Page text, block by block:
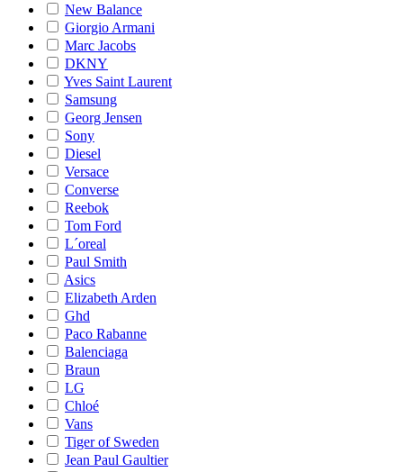
New Balance
Giorgio Armani
Marc Jacobs
DKNY
Yves Saint Laurent
Samsung
Georg Jensen
Sony
Diesel
Versace
Converse
Reebok
Tom Ford
L´oreal
Paul Smith
Asics
Elizabeth Arden
Ghd
Paco Rabanne
Balenciaga
Braun
LG
Chloé
Vans
Tiger of Sweden
Jean Paul Gaultier